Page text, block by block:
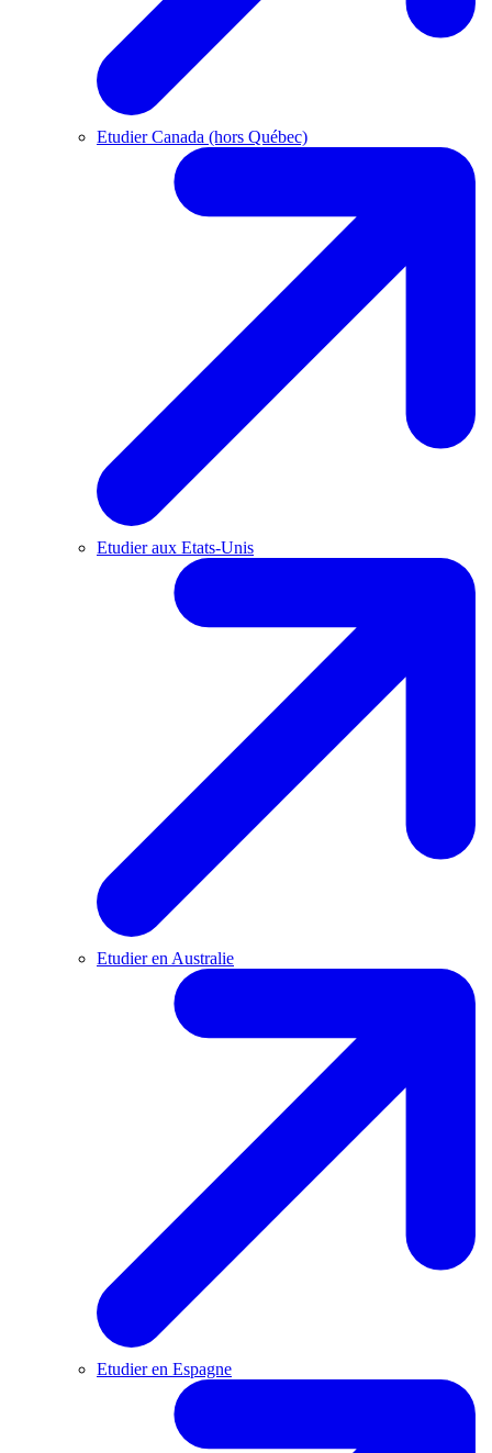
Etudier Canada (hors Québec)
Etudier aux Etats-Unis
Etudier en Australie
Etudier en Espagne